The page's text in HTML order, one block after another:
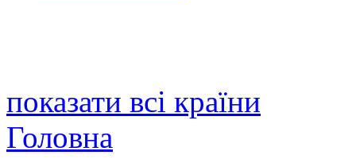
показати всі країни
Головна